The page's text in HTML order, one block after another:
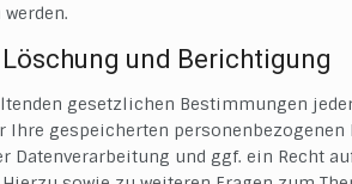
und Berichtigung
gesetzlichen Bestimmungen
gespeicherten personenbezogenen
Datenverarbeitung und ggf. ein Recht